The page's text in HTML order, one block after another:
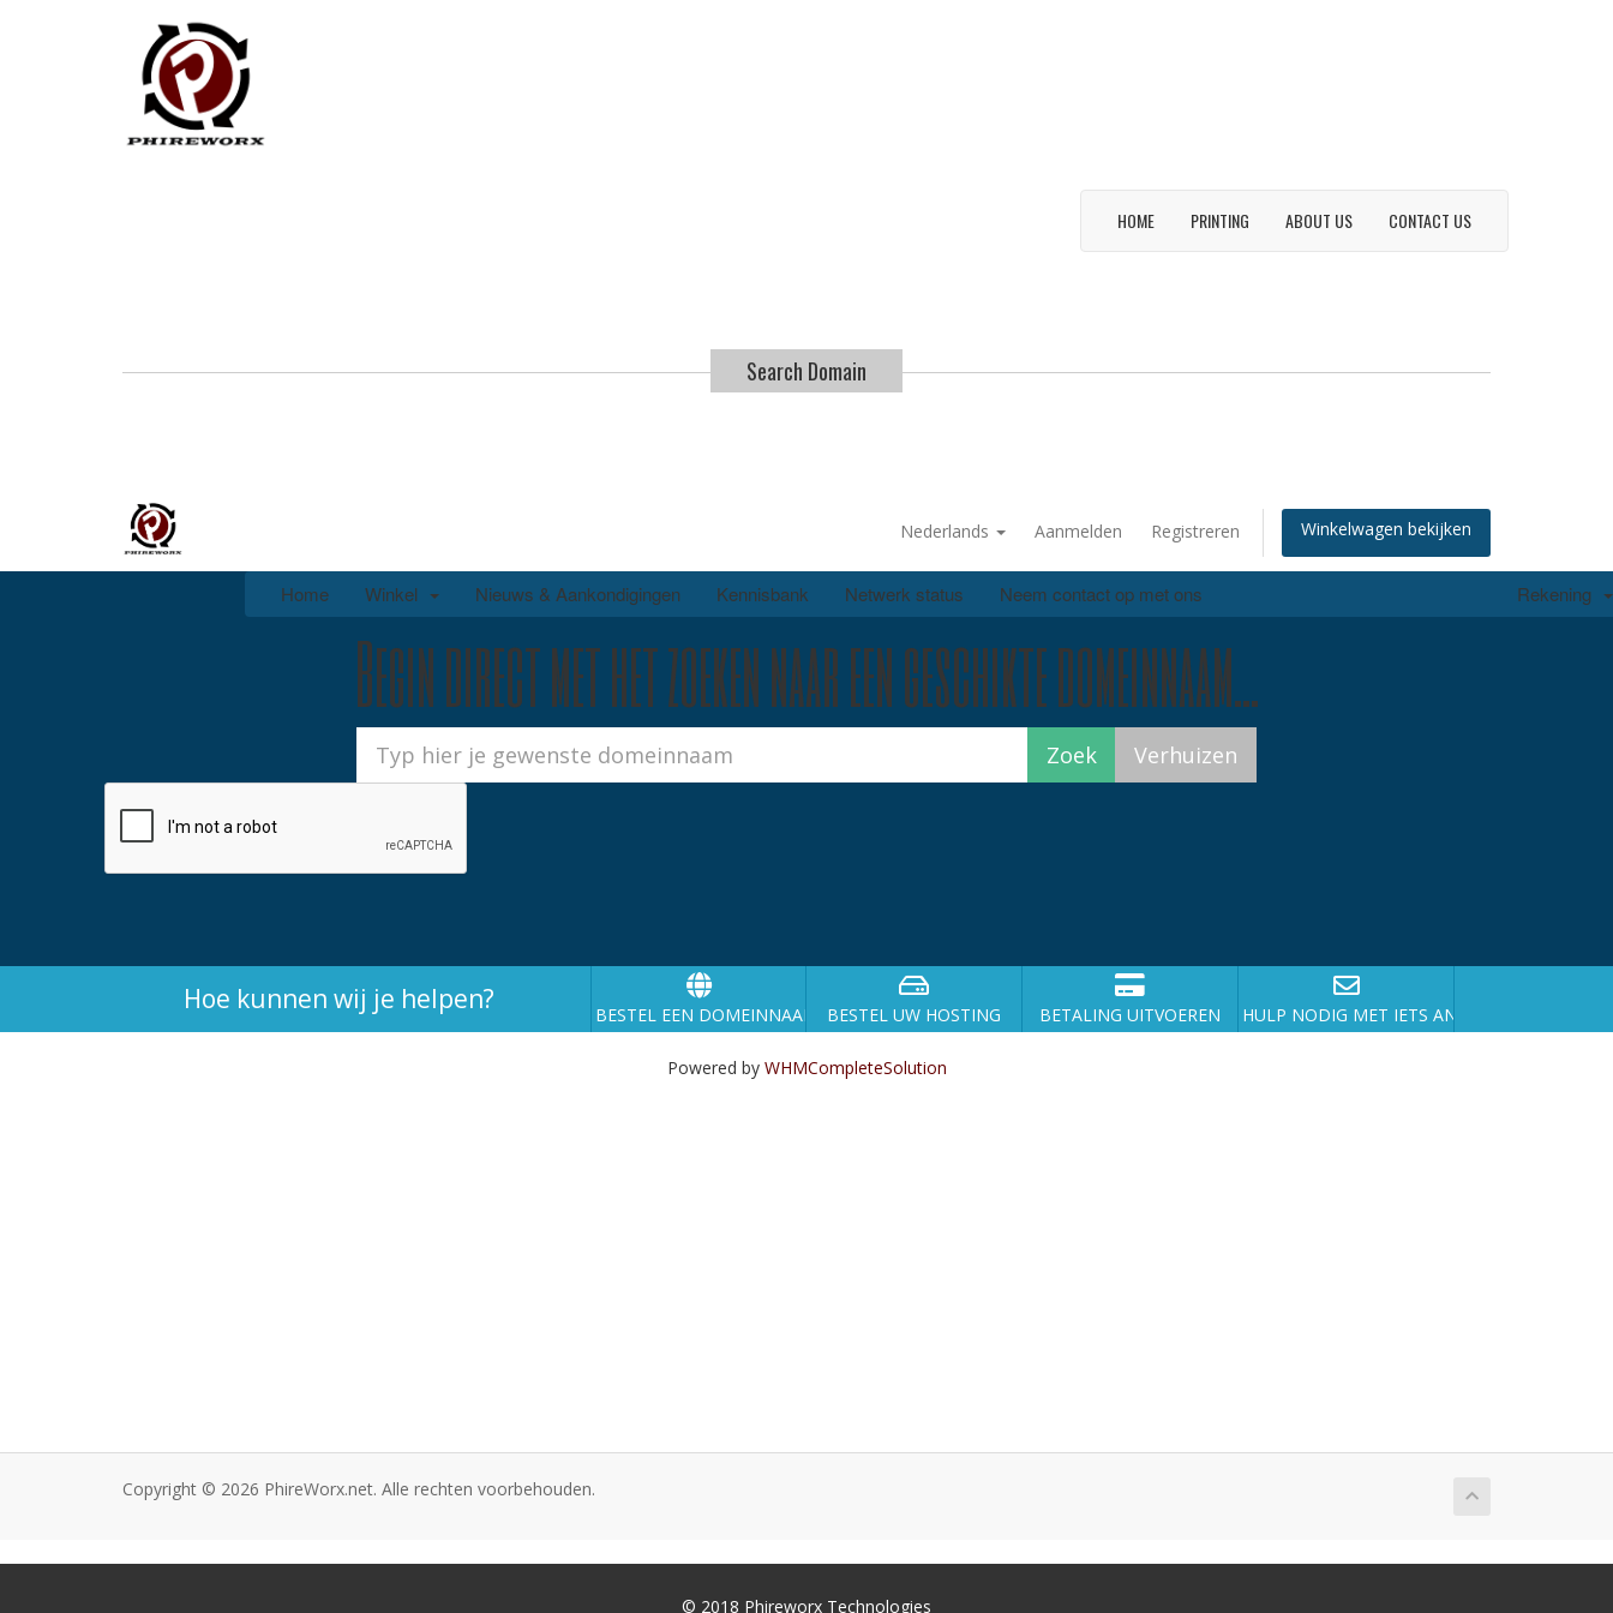
HOME PRINTING ABOUT US CONTACT US
Search Domain
Nederlands Aanmelden Registreren Winkelwagen bekijken
Home Winkel Nieuws & Aankondigingen Kennisbank Netwerk status Neem contact op met ons Rekening
Begin direct met het zoeken naar een geschikte domeinnaam...
Hoe kunnen wij je helpen? BESTEL EEN DOMEINNAAM BESTEL UW HOSTING BETALING UITVOEREN HULP NODIG MET IETS ANDERS?
Powered by WHMCompleteSolution
Copyright © 2026 PhireWorx.net. Alle rechten voorbehouden.
© 2018 Phireworx Technologies